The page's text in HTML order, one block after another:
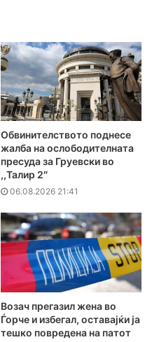
Обвинителството поднесе
жалба на ослободителната
пресуда за Груевски во
,,Талир 2″
06.08.2026 21:41
Возач прегазил жена во
Ѓорче и избегал, оставајќи ја
тешко повредена на патот